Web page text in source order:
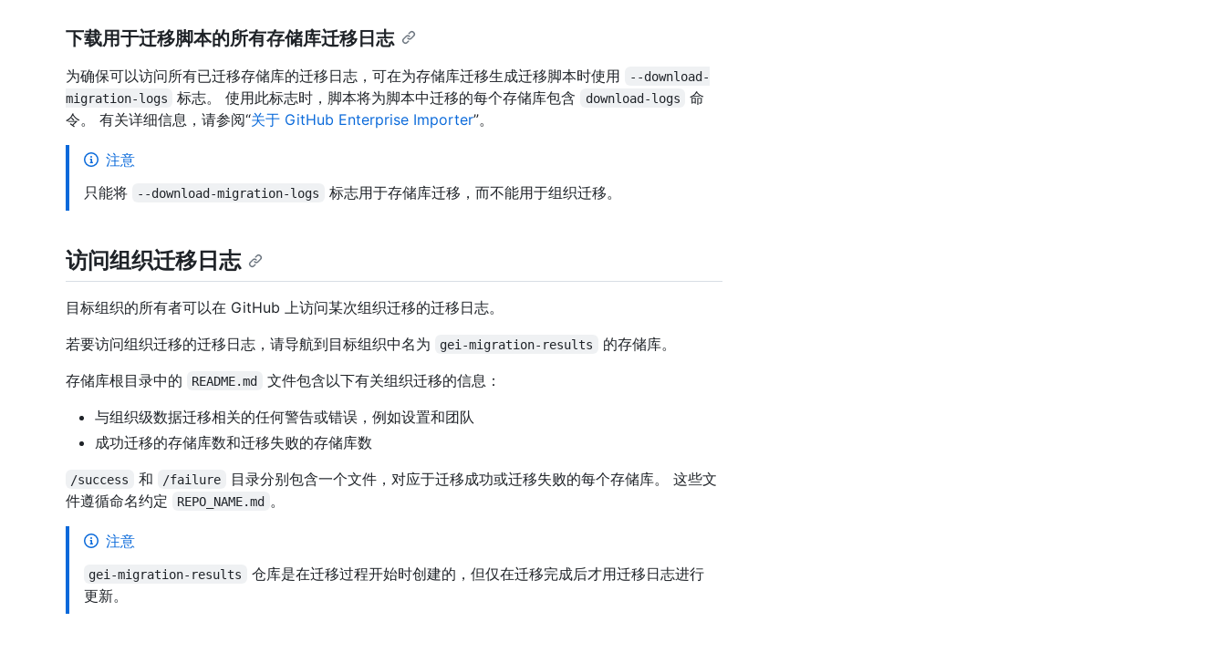
下载用于迁移脚本的所有存储库迁移日志
为确保可以访问所有已迁移存储库的迁移日志，可在为存储库迁移生成迁移脚本时使用
--download-
migration-logs
标志。 使用此标志时，脚本将为脚本中迁移的每个存储库包含 download-logs
命
令。 有关详细信息，请参阅“关于 GitHub Enterprise Importer”。
注意
只能将
--download-migration-logs 标志用于存储库迁移，而不能用于组织迁移。
访问组织迁移日志
目标组织的所有者可以在 GitHub 上访问某次组织迁移的迁移日志。
若要访问组织迁移的迁移日志，请导航到目标组织中名为
gei-migration-results
的存储库。
存储库根目录中的
README.md
文件包含以下有关组织迁移的信息：
与组织级数据迁移相关的任何警告或错误，例如设置和团队
成功迁移的存储库数和迁移失败的存储库数
/success 和 /failure
目录分别包含一个文件，对应于迁移成功或迁移失败的每个存储库。 这些文
件遵循命名约定
REPO_NAME.md 。
注意
gei-migration-results
仓库是在迁移过程开始时创建的，但仅在迁移完成后才用迁移日志进行
更新。